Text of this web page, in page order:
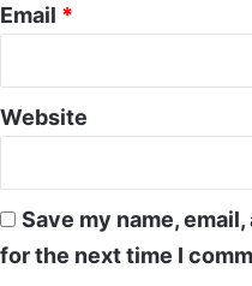
Email *
Website
Save my name,
for the next time I